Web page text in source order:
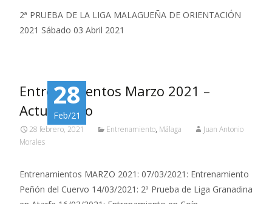
2ª PRUEBA DE LA LIGA MALAGUEÑA DE ORIENTACIÓN
2021 Sábado 03 Abril 2021
28
Feb/21
Entrenamientos Marzo 2021 –
Actualizado
28 febrero, 2021 Entrenamiento, Málaga
Juan Antonio
Morales
Entrenamientos MARZO 2021: 07/03/2021: Entrenamiento
Peñón del Cuervo 14/03/2021: 2ª Prueba de Liga Granadina